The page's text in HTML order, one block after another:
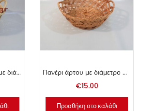
Πανέρι άρτου καλάμι με διάμετρο 50cm.
Πανέρι άρτου με διάμετρο 40cm.
€15.00
Προσθήκη στο καλάθι